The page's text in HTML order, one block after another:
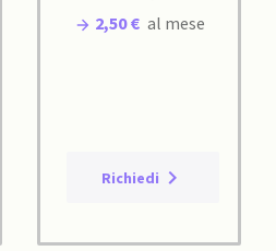
2,50 € al mese
Richiedi